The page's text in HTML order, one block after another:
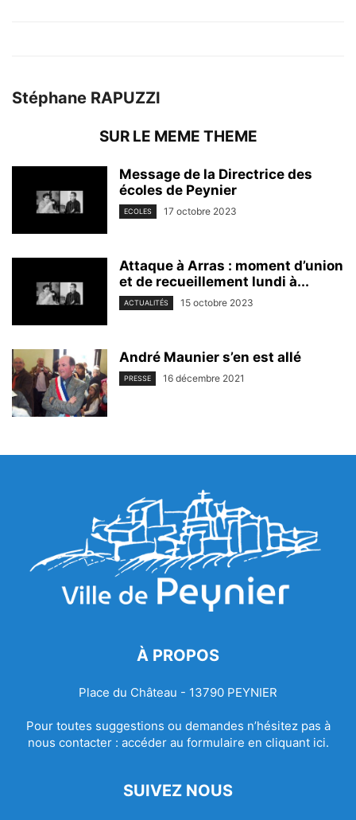
Stéphane RAPUZZI
SUR LE MEME THEME
Message de la Directrice des
écoles de Peynier
ECOLES 17 octobre 2023
Attaque à Arras : moment d’union
et de recueillement lundi à...
ACTUALITÉS 15 octobre 2023
André Maunier s’en est allé
PRESSE 16 décembre 2021
À PROPOS
Place du Château - 13790 PEYNIER
Pour toutes suggestions ou demandes n’hésitez pas à
nous contacter : accéder au formulaire en cliquant ici.
SUIVEZ NOUS